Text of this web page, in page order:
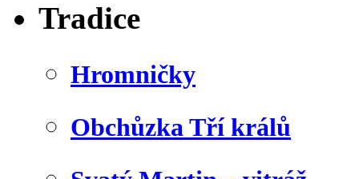
Tradice
Hromničky
Obchůzka Tří králů